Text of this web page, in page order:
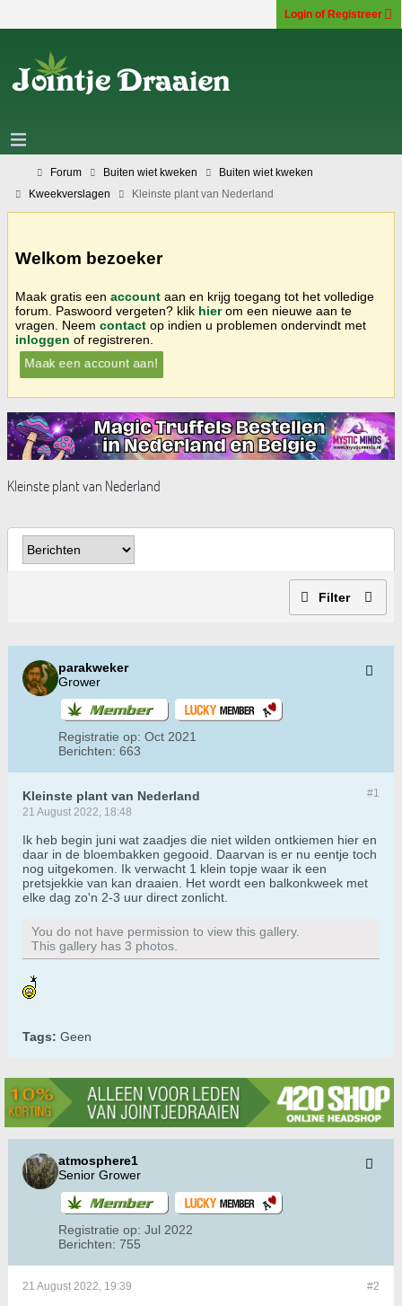
Login of Registreer
Forum Buiten wiet kweken
Buiten wiet kweken
Kweekverslagen
Kleinste plant van Nederland
Welkom bezoeker
Maak gratis een account aan en krijg toegang tot het volledige
forum. Paswoord vergeten? klik hierom een nieuwe aan te
vragen. Neem contact op indien u problemen ondervindt met
inloggen of registreren.
Maak een account aan!
Kleinste plant van Nederland
Filter
parakweker
Grower
Registratie op: Oct 2021
Berichten: 663
#1
Kleinste plant van Nederland
21 August 2022, 18:48
Ik heb begin juni wat zaadjes die niet wilden ontkiemen hier en
daar in de bloembakken gegooid. Daarvan is er nu eentje toch
nog uitgekomen. Ik verwacht 1 klein topje waar ik een
pretsjekkie van kan draaien. Het wordt een balkonkweek met
elke dag zo'n 2-3 uur direct zonlicht.
You do not have permission to view this gallery.
This gallery has 3 photos.
Tags: Geen
atmosphere1
Senior Grower
Registratie op: Jul 2022
Berichten: 755
#2
21 August 2022, 19:39